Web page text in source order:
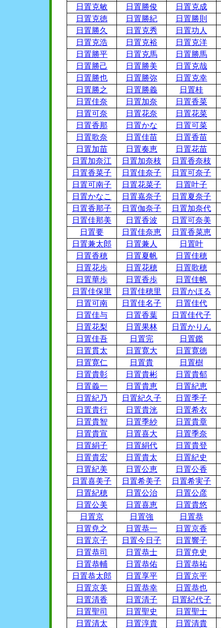
日置克敏
日置勝俊
日置克成
日置克徳
日置勝紀
日置勝則
日置勝久
日置克秀
日置功人
日置克浩
日置克裕
日置克洋
日置勝平
日置克馬
日置勝馬
日置勝己
日置勝美
日置克哉
日置勝也
日置勝弥
日置克幸
日置勝之
日置勝義
日置桂
日置佳奈
日置加奈
日置香菜
日置可奈
日置花奈
日置花菜
日置香那
日置かな
日置可菜
日置歌奈
日置佳苗
日置香苗
日置加苗
日置奏恵
日置花苗
日置加奈江
日置加奈枝
日置香奈枝
日置香菜子
日置佳奈子
日置可奈子
日置可南子
日置花菜子
日置叶子
日置かなこ
日置嘉奈子
日置夏奈子
日置香那子
日置伽奈子
日置加奈代
日置佳那美
日置香波
日置可奈美
日置要
日置佳奈恵
日置香菜恵
日置兼太郎
日置兼人
日置叶
日置香穂
日置夏帆
日置佳穂
日置花歩
日置花穂
日置歌穂
日置華歩
日置香歩
日置佳帆
日置佳保里
日置佳穂里
日置かほる
日置可南
日置佳名子
日置佳代
日置佳与
日置香葉
日置佳代子
日置花梨
日置果林
日置かりん
日置佳吾
日置完
日置鑑
日置貫太
日置寛大
日置寛徳
日置寛仁
日置貴
日置樹
日置貴彰
日置貴彬
日置貴郁
日置義一
日置貴恵
日置紀恵
日置紀乃
日置紀久子
日置季子
日置貴行
日置貴洸
日置希衣
日置貴智
日置季紗
日置貴章
日置貴宣
日置喜大
日置季奈
日置絹子
日置絹代
日置貴登
日置貴宏
日置貴太
日置紀史
日置紀美
日置公恵
日置公香
日置喜美子
日置希美子
日置希実子
日置紀穂
日置公治
日置公彦
日置公美
日置喜恵
日置貴悠
日置京
日置強
日置恭
日置尭之
日置恭一
日置京香
日置京子
日置今日子
日置響子
日置恭司
日置恭士
日置尭史
日置恭輔
日置恭佑
日置恭祐
日置恭太郎
日置享平
日置京平
日置京美
日置恭幸
日置恭也
日置清香
日置清子
日置紀代子
日置聖司
日置聖史
日置聖士
日置清太
日置淳貴
日置清貴